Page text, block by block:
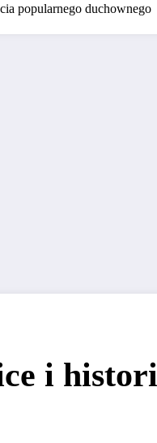
popularnego duchownego
i